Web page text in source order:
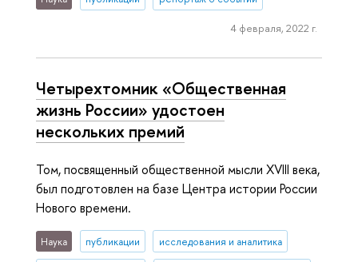
4 февраля, 2022 г.
Четырехтомник «Общественная
жизнь России» удостоен
нескольких премий
Том, посвященный общественной мысли XVIII века,
был подготовлен на базе Центра истории России
Нового времени.
Наука публикации исследования и аналитика